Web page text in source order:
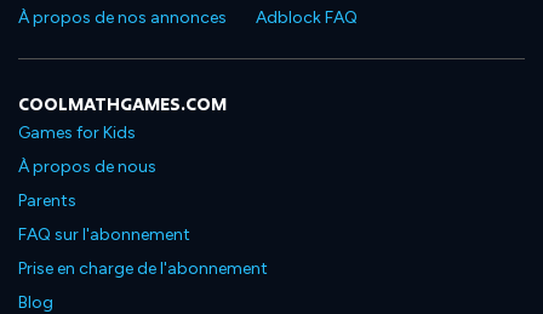
À propos de nos annonces
Adblock FAQ
COOLMATHGAMES.COM
Games for Kids
À propos de nous
Parents
FAQ sur l'abonnement
Prise en charge de l'abonnement
Blog